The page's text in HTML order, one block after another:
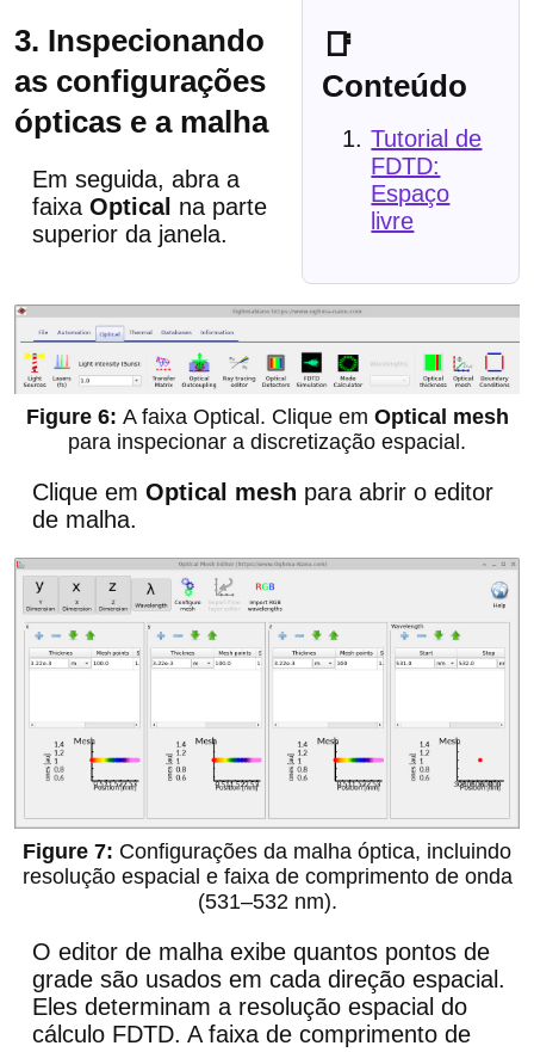
📑
Conteúdo
Tutorial de
FDTD:
Espaço
livre
3. Inspecionando
as configurações
ópticas e a malha
Em seguida, abra a
faixa Optical na parte
superior da janela.
A faixa Optical. Clique em Optical mesh
para inspecionar a discretização espacial.
Clique em Optical mesh para abrir o editor
de malha.
Configurações da malha óptica, incluindo
resolução espacial e faixa de comprimento de onda
(531–532 nm).
O editor de malha exibe quantos pontos de
grade são usados em cada direção espacial.
Eles determinam a resolução espacial do
cálculo FDTD. A faixa de comprimento de